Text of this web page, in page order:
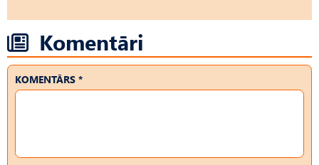
Komentāri
KOMENTĀRS *